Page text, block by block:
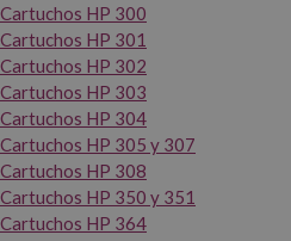
Cartuchos HP 300
Cartuchos HP 301
Cartuchos HP 302
Cartuchos HP 303
Cartuchos HP 304
Cartuchos HP 305 y 307
Cartuchos HP 308
Cartuchos HP 350 y 351
Cartuchos HP 364